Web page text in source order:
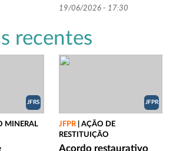
19/06/2026 - 17:30
recentes
JFRS
MINERAL
JFPR
JFPR| AÇÃO DE
RESTITUIÇÃO
Acordo restaurativo